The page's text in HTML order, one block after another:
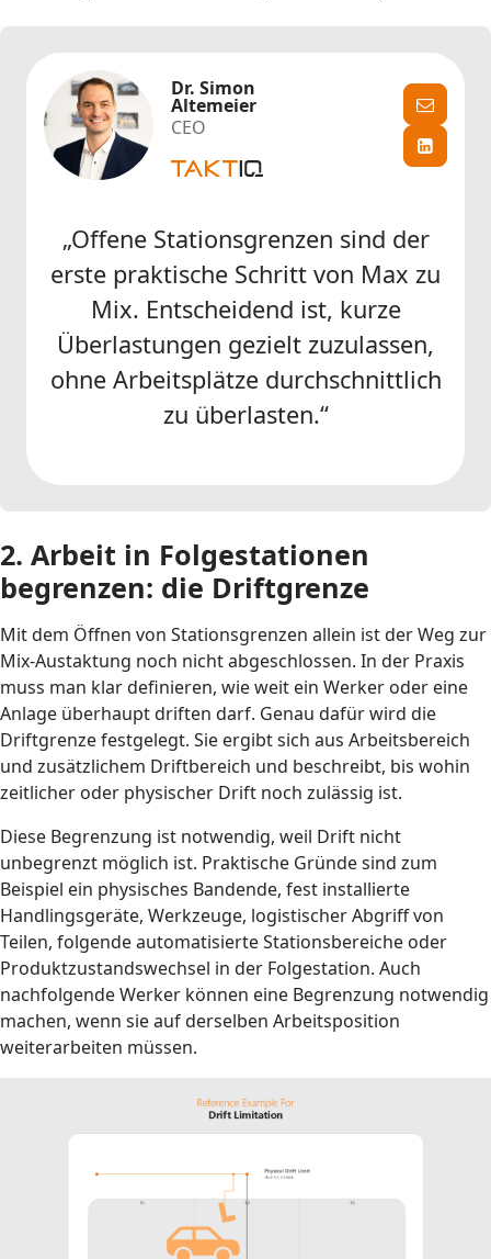
Dr. Simon
Altemeier
CEO
„Offene Stationsgrenzen sind der
erste praktische Schritt von Max zu
Mix. Entscheidend ist, kurze
Überlastungen gezielt zuzulassen,
ohne Arbeitsplätze durchschnittlich
zu überlasten.“
2. Arbeit in Folgestationen
begrenzen: die Driftgrenze
Mit dem Öffnen von Stationsgrenzen allein ist der Weg zur
Mix-Austaktung noch nicht abgeschlossen. In der Praxis
muss man klar definieren, wie weit ein Werker oder eine
Anlage überhaupt driften darf. Genau dafür wird die
Driftgrenze festgelegt. Sie ergibt sich aus Arbeitsbereich
und zusätzlichem Driftbereich und beschreibt, bis wohin
zeitlicher oder physischer Drift noch zulässig ist.
Diese Begrenzung ist notwendig, weil Drift nicht
unbegrenzt möglich ist. Praktische Gründe sind zum
Beispiel ein physisches Bandende, fest installierte
Handlingsgeräte, Werkzeuge, logistischer Abgriff von
Teilen, folgende automatisierte Stationsbereiche oder
Produktzustandswechsel in der Folgestation. Auch
nachfolgende Werker können eine Begrenzung notwendig
machen, wenn sie auf derselben Arbeitsposition
weiterarbeiten müssen.